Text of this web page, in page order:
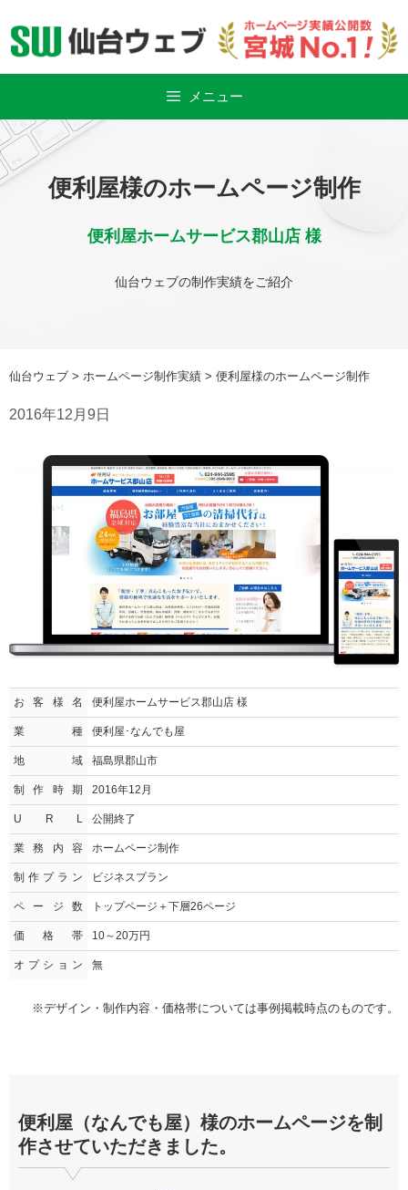
メニュー
便利屋様のホームページ制作
便利屋ホームサービス郡山店 様
仙台ウェブの制作実績をご紹介
仙台ウェブ > ホームページ制作実績 > 便利屋様のホームページ制作
2016年12月9日
お客様名 便利屋ホームサービス郡山店 様
業種 便利屋･なんでも屋
地域 福島県郡山市
制作時期 2016年12月
U R L 公開終了
業務内容 ホームページ制作
制作プラン ビジネスプラン
ページ数 トップページ＋下層26ページ
価格帯 10～20万円
オプション 無
※デザイン・制作内容・価格帯については事例掲載時点のものです。
便利屋（なんでも屋）様のホームページを制
作させていただきました。